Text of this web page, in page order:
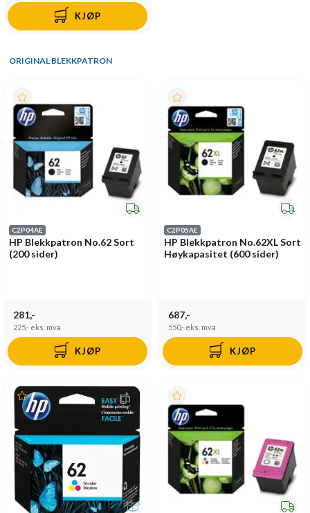
KJØP
ORIGINAL BLEKKPATRON
C2P04AE
HP Blekkpatron No.62 Sort
(200 sider)
281,-
225,- eks. mva
KJØP
C2P05AE
HP Blekkpatron No.62XL Sort
Høykapasitet (600 sider)
687,-
550,- eks. mva
KJØP